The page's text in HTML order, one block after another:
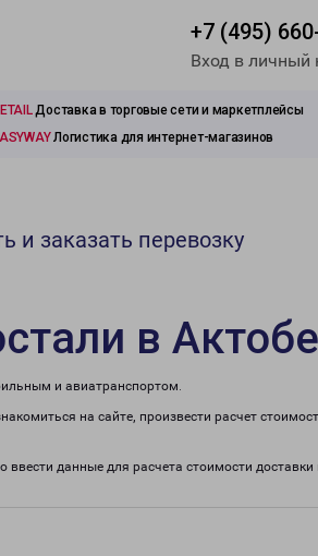
+7 (495)
Вход в личный
Доставка в торговые сети и маркетплейсы
Логистика для интернет-магазинов
и заказать перевозку
в Актобе
и авиатранспортом.
на сайте, произвести расчет
данные для расчета стоимости